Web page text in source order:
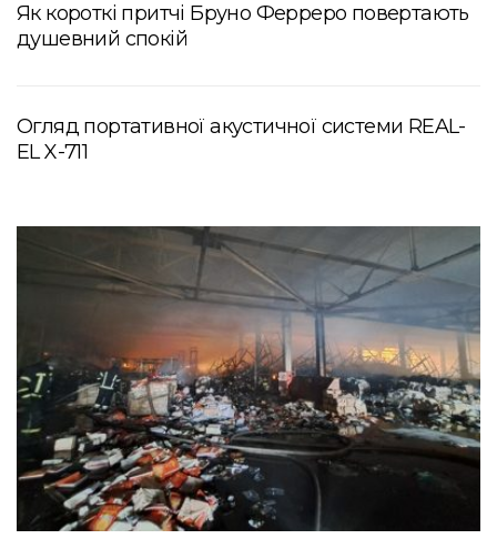
Як короткі притчі Бруно Ферреро повертають
душевний спокій
Огляд портативної акустичної системи REAL-
EL X-711